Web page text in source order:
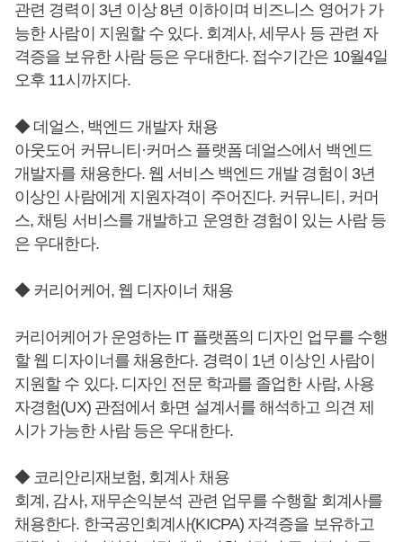
관련 경력이 3년 이상 8년 이하이며 비즈니스 영어가 가
능한 사람이 지원할 수 있다. 회계사, 세무사 등 관련 자
격증을 보유한 사람 등은 우대한다. 접수기간은 10월4일
오후 11시까지다.
◆ 데얼스, 백엔드 개발자 채용
아웃도어 커뮤니티·커머스 플랫폼 데얼스에서 백엔드
개발자를 채용한다. 웹 서비스 백엔드 개발 경험이 3년
이상인 사람에게 지원자격이 주어진다. 커뮤니티, 커머
스, 채팅 서비스를 개발하고 운영한 경험이 있는 사람 등
은 우대한다.
◆ 커리어케어, 웹 디자이너 채용
커리어케어가 운영하는 IT 플랫폼의 디자인 업무를 수행
할 웹 디자이너를 채용한다. 경력이 1년 이상인 사람이
지원할 수 있다. 디자인 전문 학과를 졸업한 사람, 사용
자경험(UX) 관점에서 화면 설계서를 해석하고 의견 제
시가 가능한 사람 등은 우대한다.
◆ 코리안리재보험, 회계사 채용
회계, 감사, 재무손익분석 관련 업무를 수행할 회계사를
채용한다. 한국공인회계사(KICPA) 자격증을 보유하고